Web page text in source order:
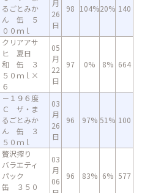
るごとみか
ん 缶 ５
００ｍｌ
月
26
日
98 104%20% 140
クリアアサ
ヒ 夏日
和 缶 ３
５０ｍｌ×
６
05
月
22
日
97 0% 8% 664
－１９６度
Ｃ ザ・ま
るごとみか
ん 缶 ３
５０ｍｌ
03
月
26
日
96 97% 51% 100
贅沢搾り
バラエティ
パック
缶 ３５０
03
月
06
96 83% 6% 577